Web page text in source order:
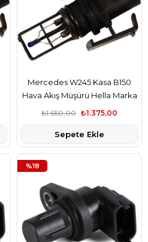
Mercedes W245 Kasa B150
Hava Akış Müşürü Hella Marka
A6511530028
₺1.375,00
₺1.650,00
Sepete Ekle
%18